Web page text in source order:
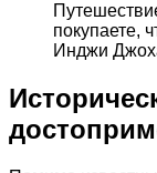
покупаете,
Инджи